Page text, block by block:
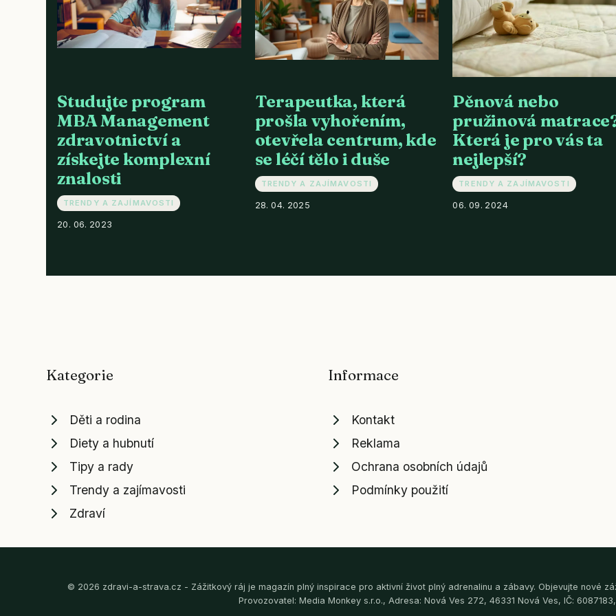
Studujte program
MBA Management
zdravotnictví a
získejte komplexní
znalosti
TRENDY A ZAJÍMAVOSTI
20. 06. 2023
Terapeutka, která
prošla vyhořením,
otevřela centrum, kde
se léčí tělo i duše
TRENDY A ZAJÍMAVOSTI
28. 04. 2025
Pěnová nebo
pružinová
Která je pro vás ta
nejlepší?
TRENDY A ZAJÍMAVOSTI
06. 09. 2024
Kategorie
Děti a rodina
Diety a hubnutí
Tipy a rady
Trendy a zajímavosti
Zdraví
Informace
Kontakt
Reklama
Ochrana osobních údajů
Podmínky použití
© 2026 zdravi-a-strava.cz - Zážitkový ráj je magazín plný inspirace pro aktivní život plný adrenalinu a zábavy. Objevujte nové
Provozovatel: Media Monkey s.r.o., Adresa: Nová Ves 272, 46331 Nová Ves, IČ: